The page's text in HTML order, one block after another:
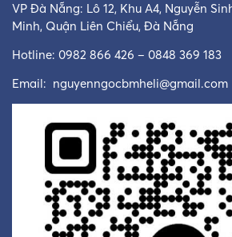
VP Đà Nẵng: Lô 12, Khu A4, Nguyễn
Minh, Quận Liên Chiểu, Đà Nẵng
Hotline: 0982 866 426 – 0848 369 183
Email: nguyenngocbmheli@gmail.com